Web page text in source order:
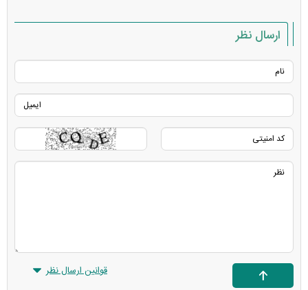
ارسال نظر
قوانین ارسال نظر